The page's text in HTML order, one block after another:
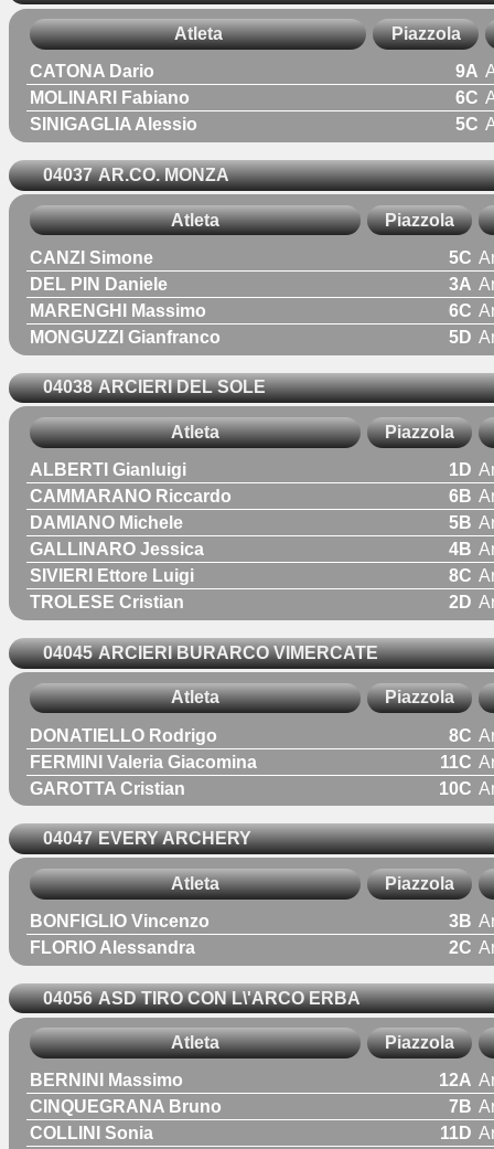
Atleta Piazzola
CATONA Dario 9A
MOLINARI Fabiano
6C
SINIGAGLIA Alessio
5C
04037 AR.CO. MONZA
Atleta Piazzola
CANZI Simone 5C
DEL PIN Daniele
3A
MARENGHI Massimo
6C
MONGUZZI Gianfranco
5D
04038 ARCIERI DEL SOLE
Atleta Piazzola
ALBERTI Gianluigi 1D
CAMMARANO Riccardo
6B
DAMIANO Michele
5B
GALLINARO Jessica
4B
SIVIERI Ettore Luigi
8C
TROLESE Cristian
2D
04045 ARCIERI BURARCO VIMERCATE
Atleta Piazzola
DONATIELLO Rodrigo 8C
FERMINI Valeria Giacomina
11C
GAROTTA Cristian
10C
04047 EVERY ARCHERY
Atleta Piazzola
BONFIGLIO Vincenzo 3B
FLORIO Alessandra
2C
04056 ASD TIRO CON L\'ARCO ERBA
Atleta Piazzola
BERNINI Massimo 12A
CINQUEGRANA Bruno
7B
COLLINI Sonia
11D